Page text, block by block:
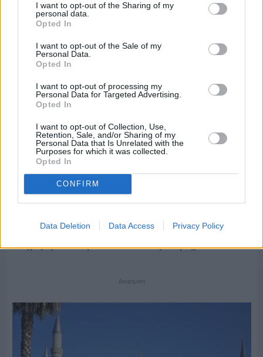
I want to opt-out of the Sharing of my
personal data.
Opted In
I want to opt-out of the Sale of my
Personal Data.
Opted In
I want to opt-out of processing my
Personal Data for Targeted Advertising.
Opted In
I want to opt-out of Collection, Use,
Retention, Sale, and/or Sharing of my
Personal Data that Is Unrelated with the
Purposes for which it was collected.
Opted In
CONFIRM
Data Deletion Data Access Privacy Policy
Εργασίες ασφαλτόστρωσης σε τρεις οδούς του
Βαρβασίου
Διακοπές ρεύματος: Συνασπισμό των
επιχειρήσεων προτείνει το Επιμελητήριο
Διαφήμιση